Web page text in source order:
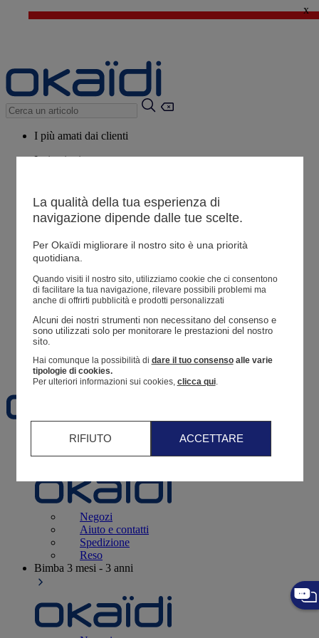
🔥SALDI : Ancora più prodotti fino al -60%*>
x
I più amati dai clienti
Ispirazioni
Potrebbero piacerti anche
Tutti i prodotti
Resoconto di un ordine
Preferiti
3 - 12 mesi
Negozi
Aiuto e contatti
Spedizione
Reso
Bimba 3 mesi - 3 anni
La qualità della tua esperienza di
navigazione dipende dalle tue scelte.
Per Okaïdi migliorare il nostro sito è una priorità
quotidiana.
Quando visiti il ​​nostro sito, utilizziamo cookie che ci consentono
di facilitare la tua navigazione, rilevare possibili problemi ma
anche di offrirti pubblicità e prodotti personalizzati
Alcuni dei nostri strumenti non necessitano del consenso e
sono utilizzati solo per monitorare le prestazioni del nostro
sito.
Hai comunque la possibilità di dare il tuo consensoalle varie
tipologie di cookies.
Per ulteriori informazioni sui cookies, clicca qui.
RIFIUTO ACCETTARE